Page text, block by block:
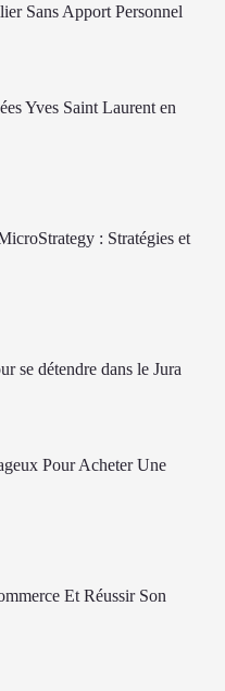
Sans Apport Personnel
Yves Saint Laurent en
: Stratégies et
se détendre dans le Jura
Pour Acheter Une
Et Réussir Son